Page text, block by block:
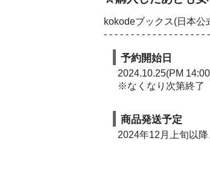
kokodeブックス(日本
- - - - - - - - - - - - - - - - - - -
予約開始日
2024.10.25(PM
※なくなり次第終了
商品発送予定
2024年12月上旬以